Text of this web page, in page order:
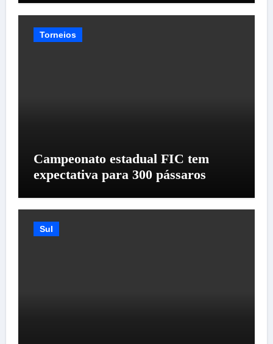
Torneios
Campeonato estadual FIC tem
expectativa para 300 pássaros
Sul